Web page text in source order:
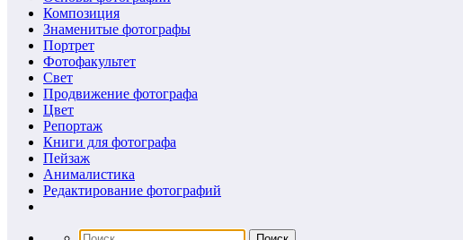
Композиция
Знаменитые фотографы
Портрет
Фотофакультет
Свет
Продвижение фотографа
Цвет
Репортаж
Книги для фотографа
Пейзаж
Анималистика
Редактирование фотографий